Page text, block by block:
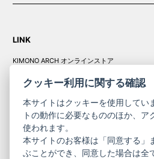
LINK
KIMONO ARCH オンラインストア
コーポレート
クッキー利用に関する確認
本サイトはクッキーを使用してい
トの動作に必要なもののほか、ア
使われます。
本サイトのお客様は「同意する」
ぶことができ、同意した場合は全